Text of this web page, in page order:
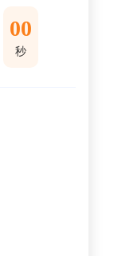
00
秒